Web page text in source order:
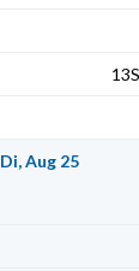
Di, Aug 25